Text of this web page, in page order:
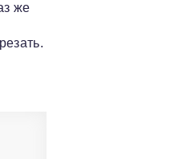
же